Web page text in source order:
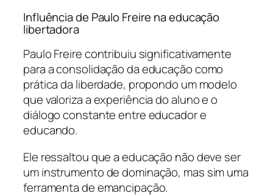
Influência de Paulo Freire na educação
libertadora
Paulo Freire contribuiu significativamente
para a consolidação da educação como
prática da liberdade, propondo um modelo
que valoriza a experiência do aluno e o
diálogo constante entre educador e
educando.
Ele ressaltou que a educação não deve ser
um instrumento de dominação, mas sim uma
ferramenta de emancipação.